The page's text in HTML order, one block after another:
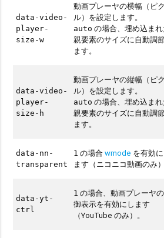
data-video-
player-
size-w
動画プレーヤの横幅（ピ
ル）を設定します。
auto の場合、埋め込まれ
親要素のサイズに自動調
ます。
data-video-
player-
size-h
動画プレーヤの縦幅（ピ
ル）を設定します。
auto の場合、埋め込まれ
親要素のサイズに自動調
ます。
data-nn-
transparent
1 の場合wmode を有効
ます（ニコニコ動画のみ）
data-yt-
ctrl
1 の場合、動画プレーヤ
御表示を有効にします
（YouTube のみ）。